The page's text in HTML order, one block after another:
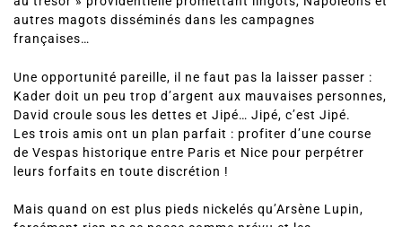
autres magots disséminés dans les campagnes
françaises…
Kader doit un peu trop d’argent aux mauvaises personnes,
David croule sous les dettes et Jipé… Jipé, c’est Jipé.
Les trois amis ont un plan parfait : profiter d’une course
de Vespas historique entre Paris et Nice pour perpétrer
leurs forfaits en toute discrétion !
forcément rien ne se passe comme prévu et les